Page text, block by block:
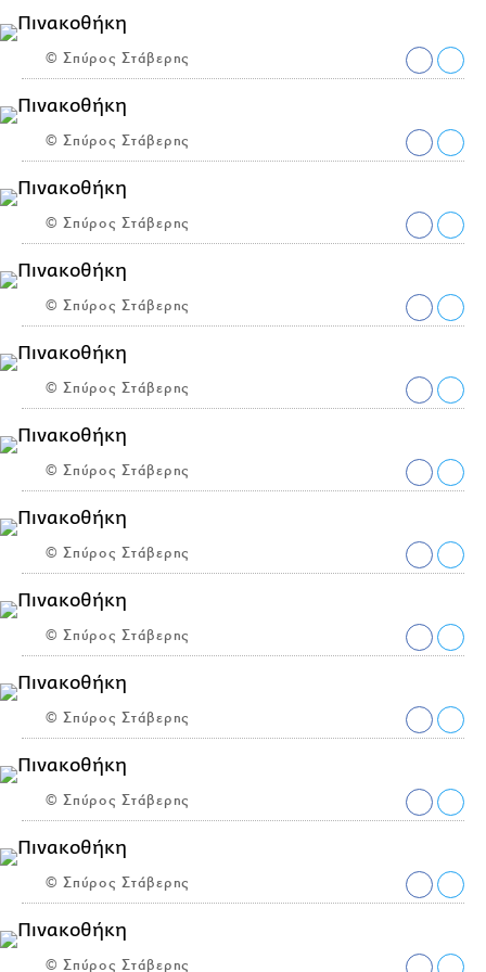
© Σπύρος Στάβερης
© Σπύρος Στάβερης
© Σπύρος Στάβερης
© Σπύρος Στάβερης
© Σπύρος Στάβερης
© Σπύρος Στάβερης
© Σπύρος Στάβερης
© Σπύρος Στάβερης
© Σπύρος Στάβερης
© Σπύρος Στάβερης
© Σπύρος Στάβερης
© Σπύρος Στάβερης